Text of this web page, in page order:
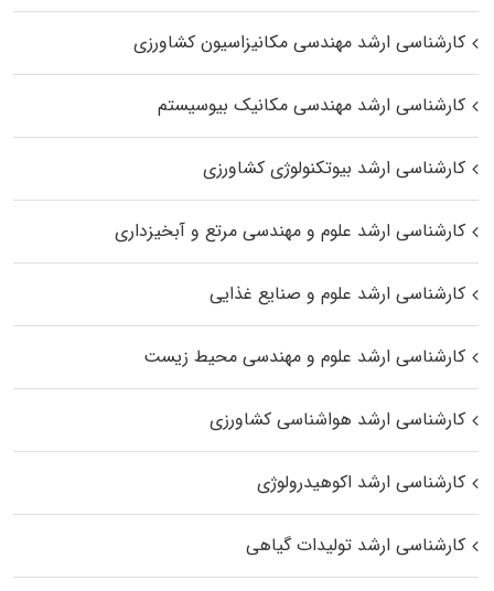
کارشناسی ارشد مهندسی مکانیزاسیون کشاورزی
کارشناسی ارشد مهندسی مکانیک بیوسیستم
کارشناسی ارشد بیوتکنولوژی کشاورزی
کارشناسی ارشد علوم و مهندسی مرتع و آبخیزداری
کارشناسی ارشد علوم و صنایع غذایی
کارشناسی ارشد علوم و مهندسی محیط زیست
کارشناسی ارشد هواشناسی کشاورزی
کارشناسی ارشد اکوهیدرولوژی
کارشناسی ارشد تولیدات گیاهی